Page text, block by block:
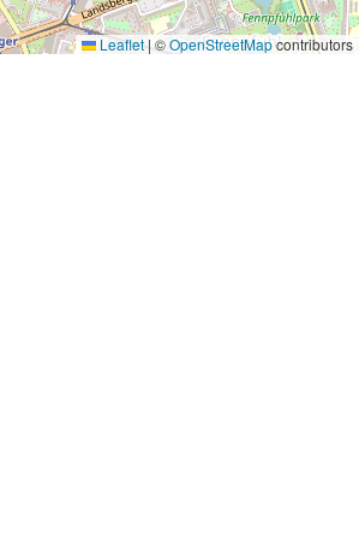
Leaflet|©OpenStreetMapcontributors